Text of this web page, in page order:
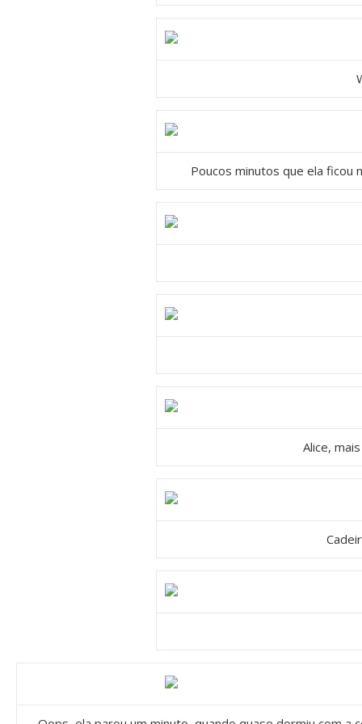
Poucos minutos que ela ficou
Alice,